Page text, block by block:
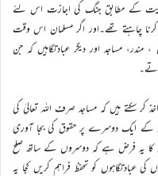
آیت کے مطابق جنگ کی اجازت اس لئے
چاہتے تھے۔اور اگر مسلمان اس وقت
مساجد اور دیگر عبادتگاہیں کہ جن
کر سکتے ہیں کہ مساجد صرف اللہ تعالیٰ کی
کے ایک دوسرے پر حقوق کی بجا آوری
کا یہ فرض ہے کہ دوسروں کے ساتھ صلح
کو تحفظ فراہم کریں کجا یہ